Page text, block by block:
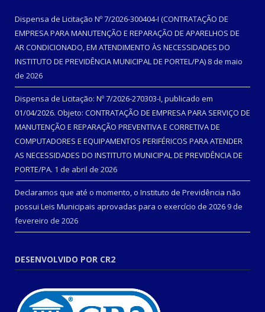
Dispensa de Licitação Nº 7/2026-300404-I (CONTRATAÇÃO DE
EMPRESA PARA MANUTENÇÃO E REPARAÇÃO DE APARELHOS DE
AR CONDICIONADO, EM ATENDIMENTO ÀS NECESSIDADES DO
INSTITUTO DE PREVIDÊNCIA MUNICIPAL DE PORTEL/PA) 8 de maio
de 2026
Dispensa de Licitação: Nº 7/2026-270303-I, publicado em
01/04/2026. Objeto: CONTRATAÇÃO DE EMPRESA PARA SERVIÇO DE
MANUTENÇÃO E REPARAÇÃO PREVENTIVA E CORRETIVA DE
COMPUTADORES E EQUIPAMENTOS PERIFÉRICOS PARA ATENDER
AS NECESSIDADES DO INSTITUTO MUNICIPAL DE PREVIDÊNCIA DE
PORTE/PA. 1 de abril de 2026
Declaramos que até o momento, o Instituto de Previdência não
possui Leis Municipais aprovadas para o exercício de 2026 9 de
fevereiro de 2026
DESENVOLVIDO POR CR2